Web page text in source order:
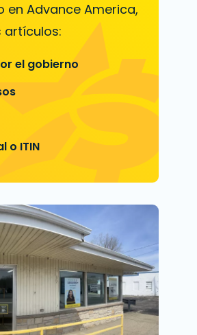
en Advance America,
artículos:
el gobierno
o ITIN